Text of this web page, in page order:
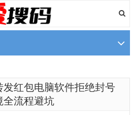
红包电脑软件拒绝封号
全流程避坑